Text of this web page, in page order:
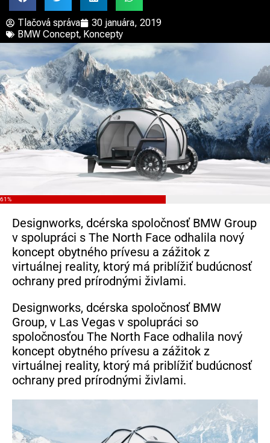
Tlačová správa
30 januára, 2019
BMW Concept, Koncepty
61%
Designworks, dcérska spoločnosť BMW Group
v spolupráci s The North Face odhalila nový
koncept obytného prívesu a zážitok z
virtuálnej reality, ktorý má priblížiť budúcnosť
ochrany pred prírodnými živlami.
Designworks, dcérska spoločnosť BMW
Group, v Las Vegas v spolupráci so
spoločnosťou The North Face odhalila nový
koncept obytného prívesu a zážitok z
virtuálnej reality, ktorý má priblížiť budúcnosť
ochrany pred prírodnými živlami.